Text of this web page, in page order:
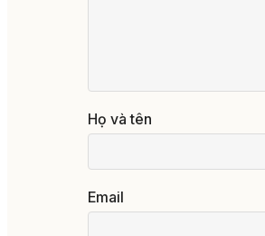
Họ và tên
Email